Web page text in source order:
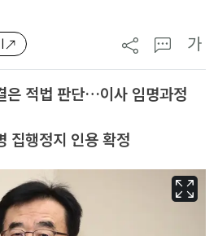
가
은 적법 판단…이사 임명과정
집행정지 인용 확정